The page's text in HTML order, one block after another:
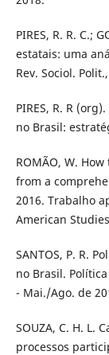
PIRES, R. R. C.;
estatais: uma
Rev. Sociol.
PIRES, R. R
no Brasil:
ROMÃO, W.
from a
2016. Trabalho
American
SANTOS, P. R.
no Brasil.
- Mai./Ago. de
SOUZA, C. H. L.
processos